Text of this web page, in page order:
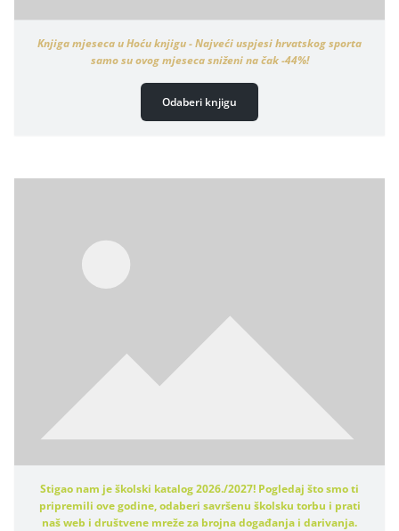
Knjiga mjeseca u Hoću knjigu - Najveći uspjesi hrvatskog sporta
samo su ovog mjeseca sniženi na čak -44%!
Odaberi knjigu
Stigao nam je školski katalog 2026./2027! Pogledaj što smo ti
pripremili ove godine, odaberi savršenu školsku torbu i prati
naš web i društvene mreže za brojna događanja i darivanja.